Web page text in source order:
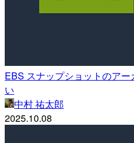
EBS スナップショットのア
い
中村 祐太郎
2025.10.08